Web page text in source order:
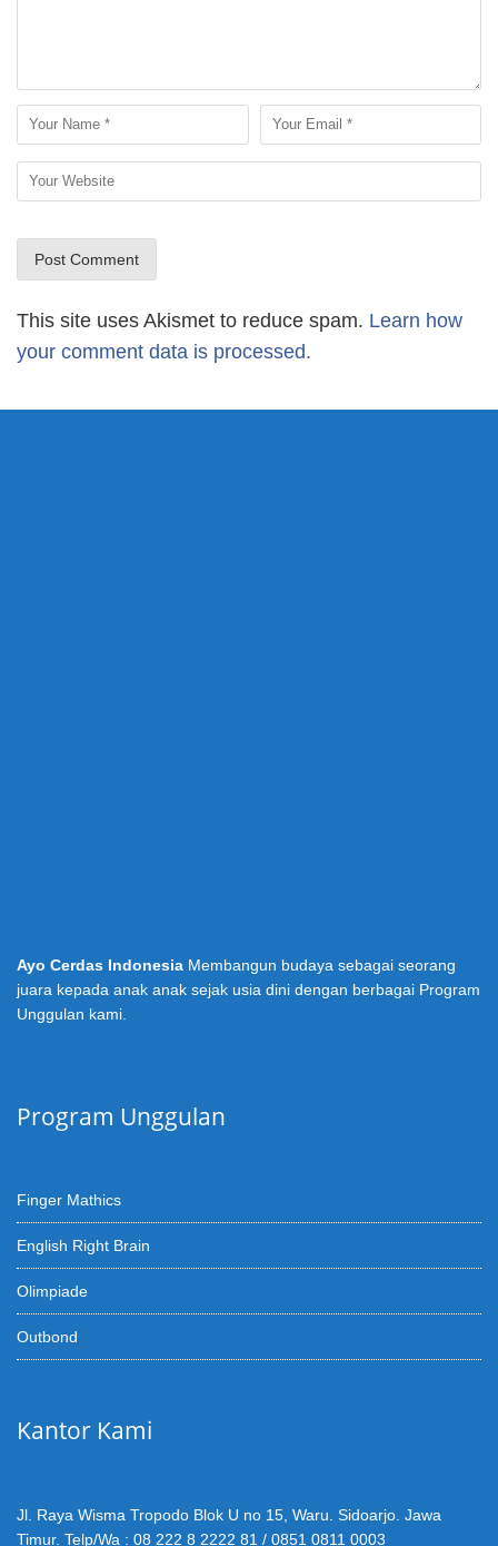
This site uses Akismet to reduce spam. Learn how
your comment data is processed.
Ayo Cerdas Indonesia Membangun budaya sebagai seorang
juara kepada anak anak sejak usia dini dengan berbagai Program
Unggulan kami.
Program Unggulan
Finger Mathics
English Right Brain
Olimpiade
Outbond
Kantor Kami
Jl. Raya Wisma Tropodo Blok U no 15, Waru. Sidoarjo. Jawa
Timur. Telp/Wa : 08 222 8 2222 81 / 0851 0811 0003